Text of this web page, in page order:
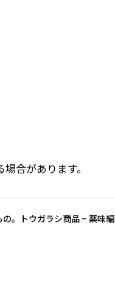
合があります。
。トウガラシ商品 – 薬味編